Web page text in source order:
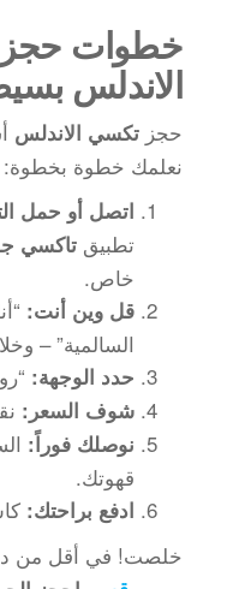
خطوات
الاندلس
حجز تكسي الاندلس
نعلمك خطوة بخطوة:
اتصل أو حمل
تطبيق تاكسي
خاص.
قل وين أنت:
السالمية” –
حدد الوجهة:
شوف السعر:
نوصلك فوراً:
قهوتك.
ادفع براحتك:
خلصت! في أقل من